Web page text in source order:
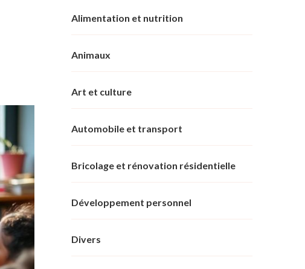
Alimentation et nutrition
Animaux
Art et culture
Automobile et transport
Bricolage et rénovation résidentielle
Développement personnel
Divers